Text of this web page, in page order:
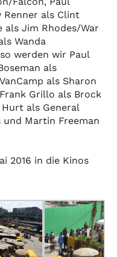
Renner als Clint
als Jim Rhodes/War
Wanda
werden wir Paul
als
als Sharon
Grillo als Brock
als General
und Martin Freeman
2016 in die Kinos